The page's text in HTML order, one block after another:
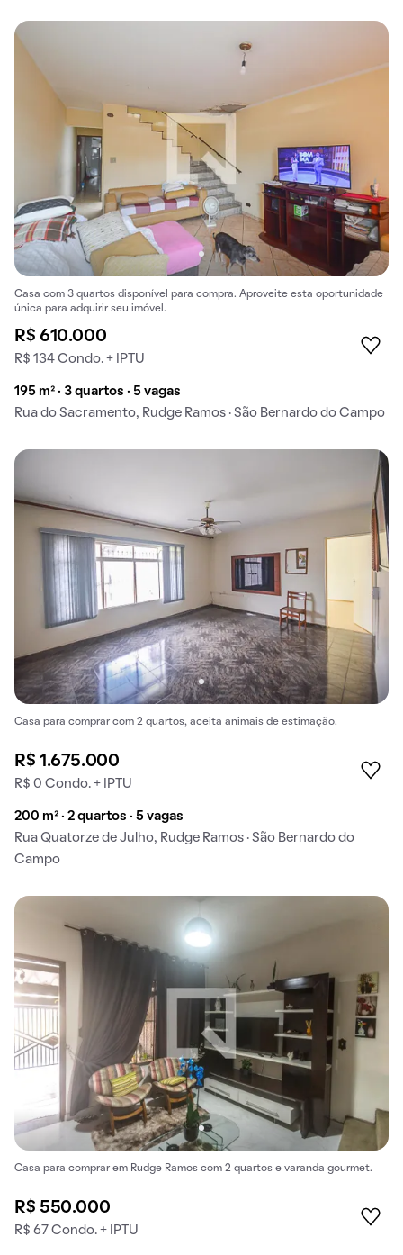
Casa com 3 quartos disponível para compra. Aproveite esta oportunidade
única para adquirir seu imóvel.
R$ 610.000
R$ 134 Condo. + IPTU
195 m² · 3 quartos · 5 vagas
Rua do Sacramento, Rudge Ramos · São Bernardo do Campo
Casa para comprar com 2 quartos, aceita animais de estimação.
R$ 1.675.000
R$ 0 Condo. + IPTU
200 m² · 2 quartos · 5 vagas
Rua Quatorze de Julho, Rudge Ramos · São Bernardo do
Campo
Casa para comprar em Rudge Ramos com 2 quartos e varanda gourmet.
R$ 550.000
R$ 67 Condo. + IPTU